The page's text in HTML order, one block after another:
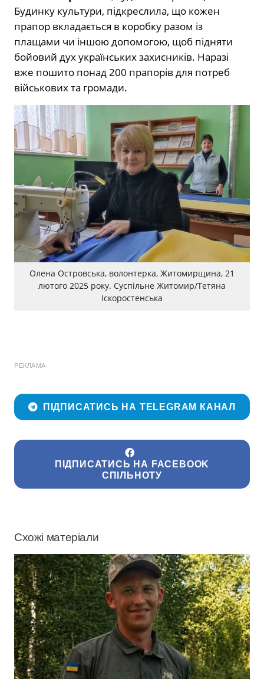
Будинку культури, підкреслила, що кожен
прапор вкладається в коробку разом із
плащами чи іншою допомогою, щоб підняти
бойовий дух українських захисників. Наразі
вже пошито понад 200 прапорів для потреб
військових та громади.
Олена Островська, волонтерка, Житомирщина, 21
лютого 2025 року. Суспільне Житомир/Тетяна
Іскоростенська
РЕКЛАМА
ПІДПИСАТИСЬ НА TELEGRAM КАНАЛ
ПІДПИСАТИСЬ НА FACEBOOK
СПІЛЬНОТУ
Схожі матеріали